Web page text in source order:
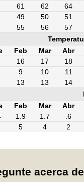
61 62 64
49 50 51
55 56 57
Feb Mar Abr
16 17 18
9 10 11
13 13 14
Feb Mar Abr
1.9 1.7 .6
5 4 2
acerca